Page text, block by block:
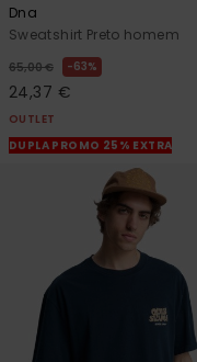
Dna
Sweatshirt Preto homem
65,00 € 63%
24,37 €
OUTLET
DUPLA PROMO 25% EXTRA